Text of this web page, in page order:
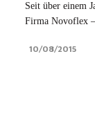
Seit über einem
Firma Novoflex
bin, musste eine
ausgelegten
10/08/2015